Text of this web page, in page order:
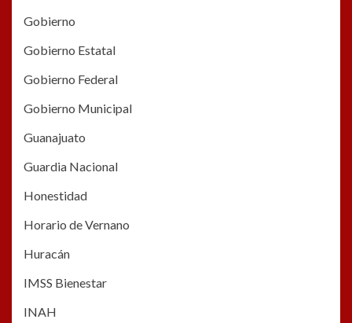
Gobierno
Gobierno Estatal
Gobierno Federal
Gobierno Municipal
Guanajuato
Guardia Nacional
Honestidad
Horario de Vernano
Huracán
IMSS Bienestar
INAH